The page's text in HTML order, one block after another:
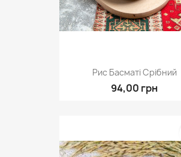
Рис Басматі Срібний
94,00 грн